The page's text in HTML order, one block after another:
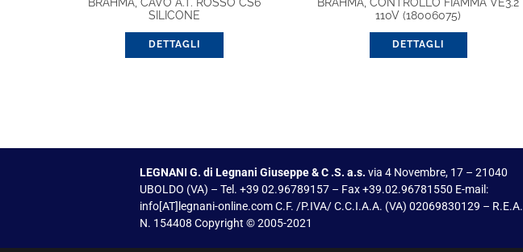
SILICONE
DETTAGLI
110V (18006075)
DETTAGLI
LEGNANI G. di Legnani Giuseppe & C .S. a.s. via 4 Novembre, 17 – 21040
UBOLDO (VA) – Tel. +39 02.96789157 – Fax +39.02.96781550 E-mail:
info[AT]legnani-online.com C.F. /P.IVA/ C.C.I.A.A. (VA) 02069830129 – R.E.A.
N. 154408 Copyright © 2005-2021